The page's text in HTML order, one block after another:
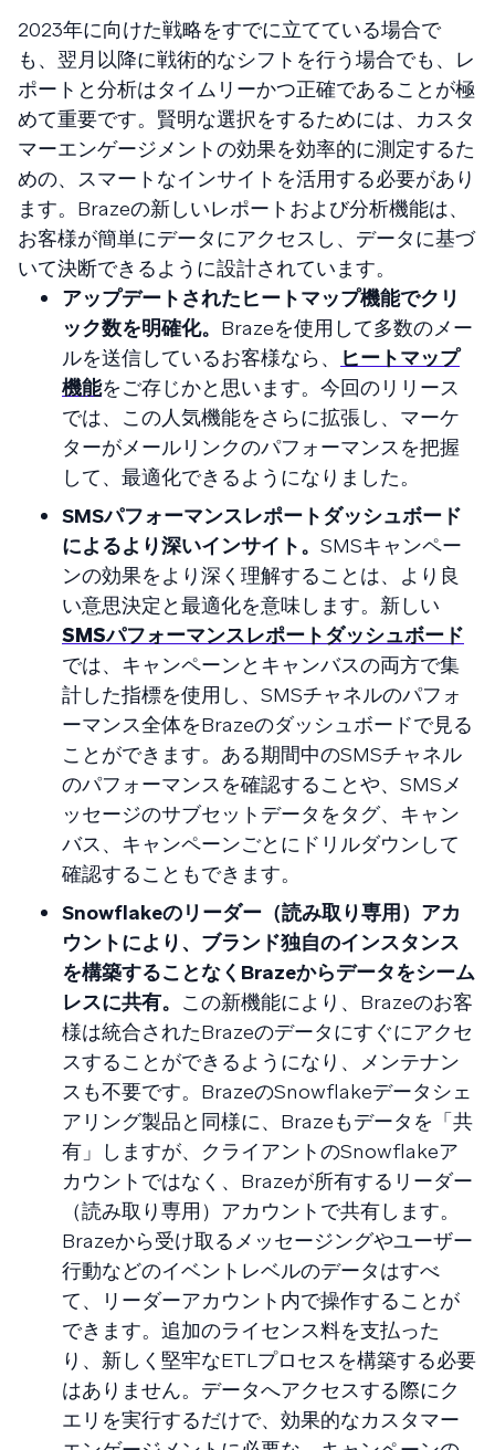
2023年に向けた戦略をすでに立てている場合で
も、翌月以降に戦術的なシフトを行う場合でも、レ
ポートと分析はタイムリーかつ正確であることが極
めて重要です。賢明な選択をするためには、カスタ
マーエンゲージメントの効果を効率的に測定するた
めの、スマートなインサイトを活用する必要があり
ます。Brazeの新しいレポートおよび分析機能は、
お客様が簡単にデータにアクセスし、データに基づ
いて決断できるように設計されています。
アップデートされたヒートマップ機能でクリ
ック数を明確化。 Brazeを使用して多数のメー
ルを送信しているお客様なら、
ヒートマップ
機能をご存じかと思います。今回のリリース
では、この人気機能をさらに拡張し、マーケ
ターがメールリンクのパフォーマンスを把握
して、最適化できるようになりました。
SMSパフォーマンスレポートダッシュボード
によるより深いインサイト。 SMSキャンペー
ンの効果をより深く理解することは、より良
い意思決定と最適化を意味します。新しい
SMSパフォーマンスレポートダッシュボード
では、キャンペーンとキャンバスの両方で集
計した指標を使用し、SMSチャネルのパフォ
ーマンス全体をBrazeのダッシュボードで見る
ことができます。ある期間中のSMSチャネル
のパフォーマンスを確認することや、SMSメ
ッセージのサブセットデータをタグ、キャン
バス、キャンペーンごとにドリルダウンして
確認することもできます。
Snowflakeのリーダー（読み取り専用）アカ
ウントにより、ブランド独自のインスタンス
を構築することなくBrazeからデータをシーム
レスに共有。 この新機能により、Brazeのお客
様は統合されたBrazeのデータにすぐにアクセ
スすることができるようになり、メンテナン
スも不要です。BrazeのSnowflakeデータシェ
アリング製品と同様に、Brazeもデータを「共
有」しますが、クライアントのSnowflakeア
カウントではなく、Brazeが所有するリーダー
（読み取り専用）アカウントで共有します。
Brazeから受け取るメッセージングやユーザー
行動などのイベントレベルのデータはすべ
て、リーダーアカウント内で操作することが
できます。追加のライセンス料を支払った
り、新しく堅牢なETLプロセスを構築する必要
はありません。データへアクセスする際にク
エリを実行するだけで、効果的なカスタマー